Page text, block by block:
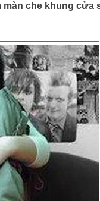
che khung cửa